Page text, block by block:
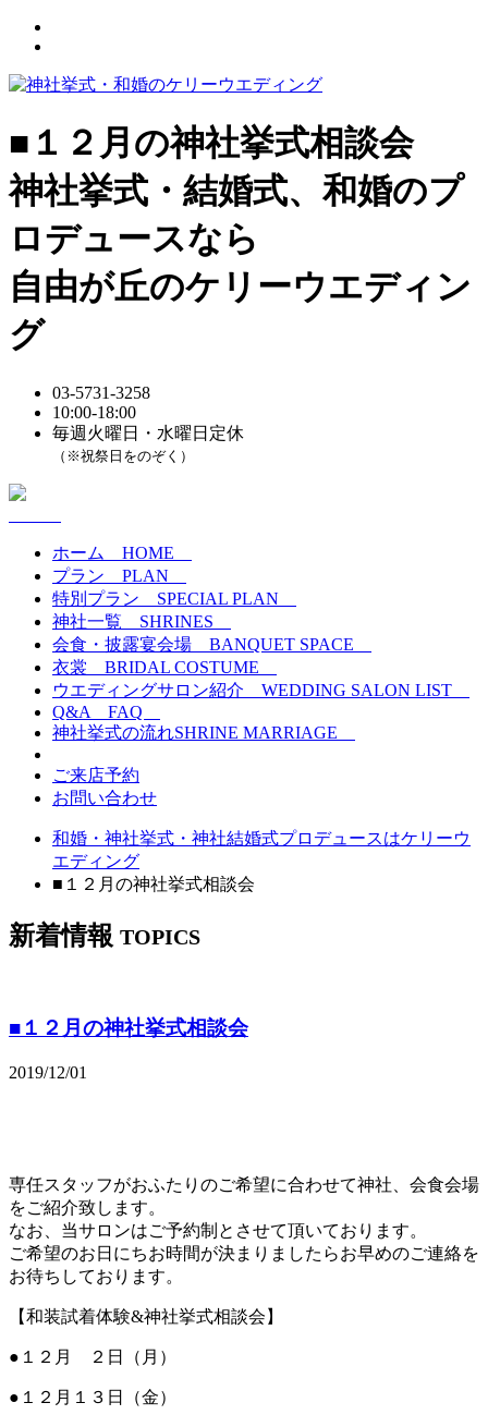
■１２月の神社挙式相談会
神社挙式・結婚式、和婚のプ
ロデュースなら
自由が丘のケリーウエディン
グ
03-5731-3258
10:00-18:00
毎週火曜日・水曜日定休
（※祝祭日をのぞく）
ホーム HOME
プラン PLAN
特別プラン SPECIAL PLAN
神社一覧 SHRINES
会食・披露宴会場 BANQUET SPACE
衣裳 BRIDAL COSTUME
ウエディングサロン紹介 WEDDING SALON LIST
Q&A FAQ
神社挙式の流れSHRINE MARRIAGE
ご来店予約
お問い合わせ
和婚・神社挙式・神社結婚式プロデュースはケリーウ
エディング
■１２月の神社挙式相談会
新着情報 TOPICS
■１２月の神社挙式相談会
2019/12/01
専任スタッフがおふたりのご希望に合わせて神社、会食会場
をご紹介致します。
なお、当サロンはご予約制とさせて頂いております。
ご希望のお日にちお時間が決まりましたらお早めのご連絡を
お待ちしております。
【和装試着体験&神社挙式相談会】
●１２月 ２日（月）
●１２月１３日（金）